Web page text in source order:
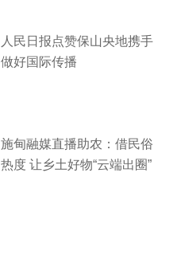
人民日报点赞保山央地携手
做好国际传播
施甸融媒直播助农：借民俗
热度 让乡土好物“云端出圈”